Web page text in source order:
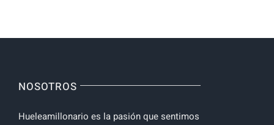
NOSOTROS
Hueleamillonario es la pasión que sentimos